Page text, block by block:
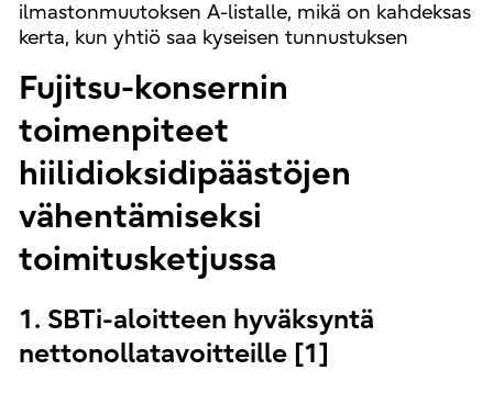
ilmastonmuutoksen A-listalle, mikä on kahdeksas
kerta, kun yhtiö saa kyseisen tunnustuksen
Fujitsu-konsernin
toimenpiteet
hiilidioksidipäästöjen
vähentämiseksi
toimitusketjussa
1. SBTi-aloitteen hyväksyntä
nettonollatavoitteille [1]